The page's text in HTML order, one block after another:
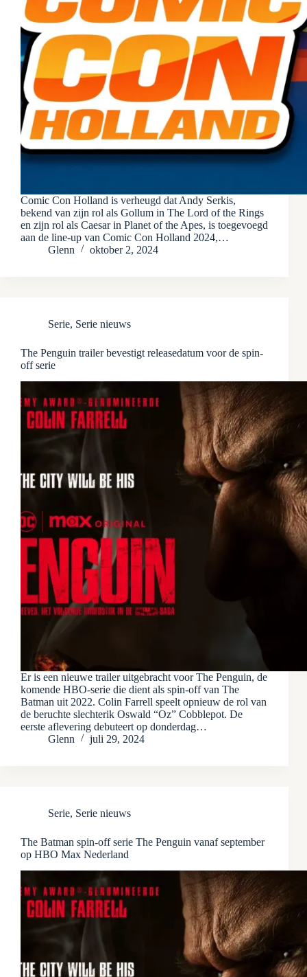
Comic Con Holland is verheugd dat Andy Serkis,
bekend van zijn rol als Gollum in The Lord of the Rings
en zijn rol als Caesar in Planet of the Apes, is toegevoegd
aan de line-up van Comic Con Holland 2024,…
Glenn
oktober 2, 2024
Serie, Serie nieuws
The Penguin trailer bevestigt releasedatum voor de spin-
off serie
Er is een nieuwe trailer uitgebracht voor The Penguin, de
komende HBO-serie die dient als spin-off van The
Batman uit 2022. Colin Farrell speelt opnieuw de rol van
de beruchte slechterik Oswald “Oz” Cobblepot. De
eerste aflevering debuteert op donderdag…
Glenn
juli 29, 2024
Serie, Serie nieuws
The Batman spin-off serie The Penguin vanaf september
op HBO Max Nederland